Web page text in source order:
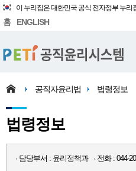
이 누리집은 대한민국 공식 전자정부 누리
홈 ENGLISH
공직자윤리법 법령정보
법령정보
· 담당부서 : 윤리정책과 · 전화 : 044-